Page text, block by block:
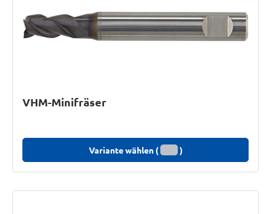
VHM-Minifräser
Variante wählen ( )